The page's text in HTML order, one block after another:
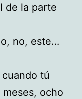
de la parte
no, este…
tú
ocho